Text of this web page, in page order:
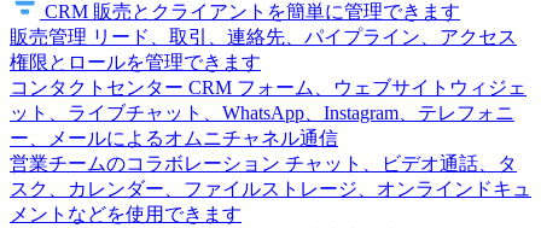
CRM 販売とクライアントを簡単に管理できます
販売管理 リード、取引、連絡先、パイプライン、アクセス
権限とロールを管理できます
コンタクトセンター CRM フォーム、ウェブサイトウィジェ
ット、ライブチャット、WhatsApp、Instagram、テレフォニ
ー、メールによるオムニチャネル通信
営業チームのコラボレーション チャット、ビデオ通話、タ
スク、カレンダー、ファイルストレージ、オンラインドキュ
メントなどを使用できます